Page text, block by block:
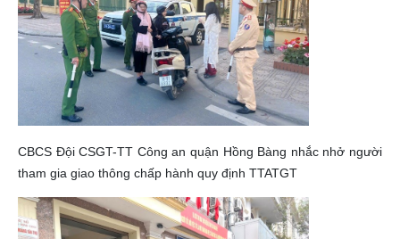
CBCS Đội CSGT-TT Công an quận Hồng Bàng nhắc nhở người
tham gia giao thông chấp hành quy định TTATGT